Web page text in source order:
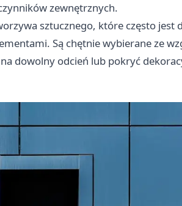
zewnętrznych.
sztucznego, które często jest
Są chętnie wybierane ze
dowolny odcień lub pokryć